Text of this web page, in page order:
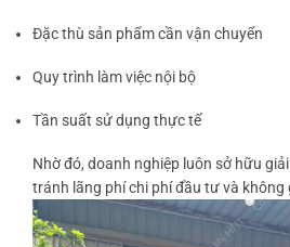
Đặc thù sản phẩm cần vận chuyển
Quy trình làm việc nội bộ
Tần suất sử dụng thực tế
Nhờ đó, doanh nghiệp luôn sở hữu
tránh lãng phí chi phí đầu tư và không